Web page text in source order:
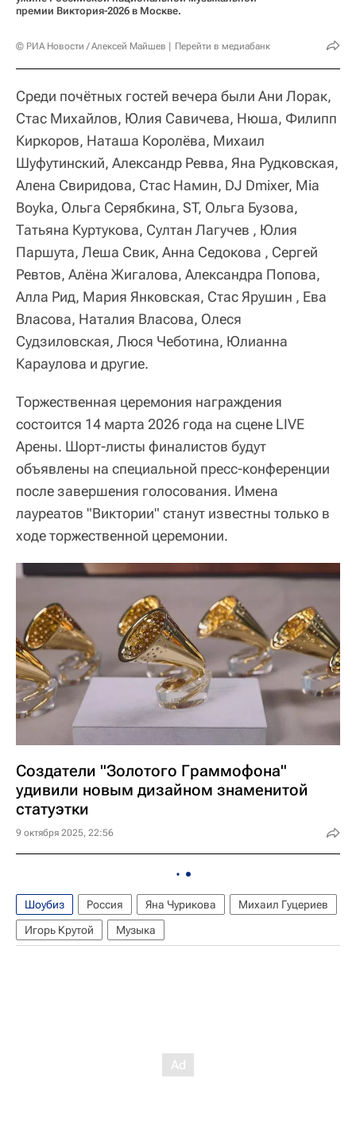
премии Виктория-2026 в Москве.
© РИА Новости / Алексей Майшев Перейти в медиабанк
Среди почётных гостей вечера были Ани Лорак,
Стас Михайлов, Юлия Савичева, Нюша, Филипп
Киркоров, Наташа Королёва, Михаил
Шуфутинский, Александр Ревва, Яна Рудковская,
Алена Свиридова, Стас Намин, DJ Dmixer, Mia
Boyka, Ольга Серябкина, ST, Ольга Бузова,
Татьяна Куртукова, Султан Лагучев , Юлия
Паршута, Леша Свик, Анна Седокова , Сергей
Ревтов, Алёна Жигалова, Александра Попова,
Алла Рид, Мария Янковская, Стас Ярушин , Ева
Власова, Наталия Власова, Олеся
Судзиловская, Люся Чеботина, Юлианна
Караулова и другие.
Торжественная церемония награждения
состоится 14 марта 2026 года на сцене LIVE
Арены. Шорт-листы финалистов будут
объявлены на специальной пресс-конференции
после завершения голосования. Имена
лауреатов "Виктории" станут известны только в
ходе торжественной церемонии.
Создатели "Золотого Граммофона"
удивили новым дизайном знаменитой
статуэтки
9 октября 2025, 22:56
Шоубиз Россия Яна Чурикова
Михаил Гуцериев
Игорь Крутой
Музыка